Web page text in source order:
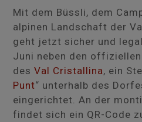
Mit dem Büssli, dem
alpinen Landschaft der
geht jetzt sicher und
Juni neben den
desVal Cristallina, ein
Punt“ unterhalb des
eingerichtet. An der
findet sich ein QR-Code